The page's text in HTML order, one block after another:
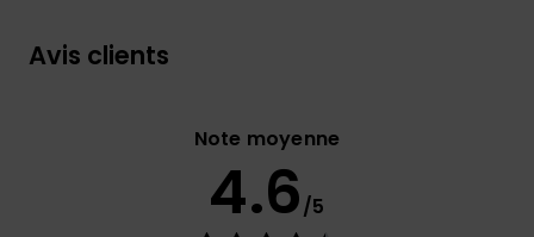
Avis clients
Note moyenne
4.6/5